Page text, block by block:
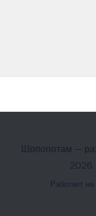
Шопопотам —
Работает на